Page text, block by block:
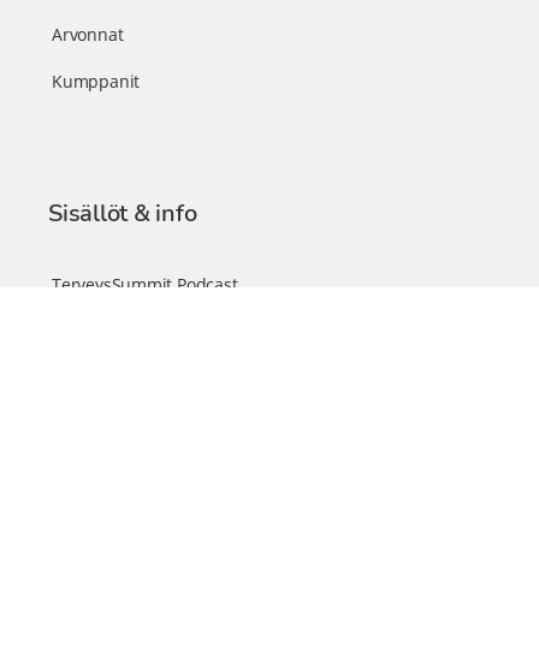
Arvonnat
Kumppanit
Sisällöt & info
TerveysSummit Podcast